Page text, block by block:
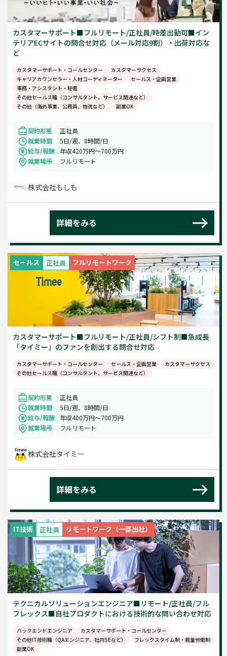
カスタマーサポート■フルリモート/正社員/時差出勤可■イン
テリアECサイトの問合せ対応（メール対応9割）・出荷対応な
ど
カスタマーサポート・コールセンター
カスタマーサクセス
キャリアカウンセラー・人材コーディネーター
セールス・企画営業
事務・アシスタント・秘書
その他セールス職（コンサルタント、サービス関連など）
その他（海外事業、公務員、物流など）
副業OK
契約形態
正社員
就業時間
5日/週、8時間/日
給与/報酬
年収420万円～700万円
就業場所
フルリモート
株式会社もしも
詳細をみる
セールス 正社員 フルリモートワーク
カスタマーサポート■フルリモート/正社員/シフト制■急成長
「タイミー」のファンを創出する問合せ対応
カスタマーサポート・コールセンター セールス・企画営業
カスタマーサクセス
その他セールス職（コンサルタント、サービス関連など）
契約形態
正社員
就業時間
5日/週、8時間/日
給与/報酬
年収400万円～700万円
就業場所
フルリモート
株式会社タイミー
詳細をみる
IT技術 正社員 リモートワーク（一部出社）
テクニカルソリューションエンジニア■リモート/正社員/フル
フレックス■自社プロダクトにおける技術的な問い合わせ対応
バックエンドエンジニア
カスタマーサポート・コールセンター
その他IT技術職（QAエンジニア、社内SEなど）
フレックスタイム制・裁量労働制
副業OK